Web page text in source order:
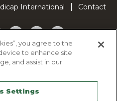
International
Contact
TwitterYouTubePinterestTikTok
Policy
Notice
you agree to the
to enhance site
and assist in our
Settings